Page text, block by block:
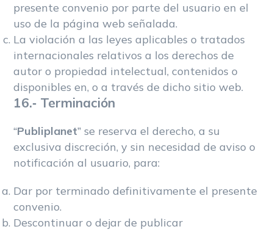
presente convenio por parte del usuario en el
uso de la página web señalada.
La violación a las leyes aplicables o tratados
internacionales relativos a los derechos de
autor o propiedad intelectual, contenidos o
disponibles en, o a través de dicho sitio web.
16.- Terminación
“Publiplanet” se reserva el derecho, a su
exclusiva discreción, y sin necesidad de aviso o
notificación al usuario, para:
Dar por terminado definitivamente el presente
convenio.
Descontinuar o dejar de publicar